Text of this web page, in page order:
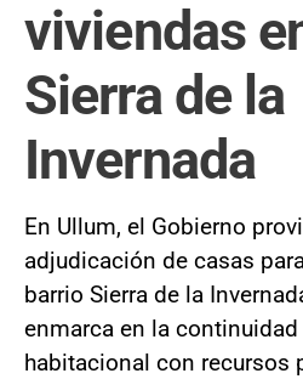
viviendas
Sierra de la
Invernada
En Ullum, el Gobierno
adjudicación de casas
barrio Sierra de la
enmarca en la
habitacional con recursos